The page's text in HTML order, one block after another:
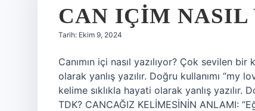
CAN IÇIM
Tarih: Ekim 9, 2024
Canımın içi nasıl yazılıyor? Çok sevilen
olarak yanlış yazılır. Doğru kullanımı “my
kelime sıklıkla hayati olarak yanlış yazılır.
TDK? CANCAĞIZ KELİMESİNİN ANLAMI: